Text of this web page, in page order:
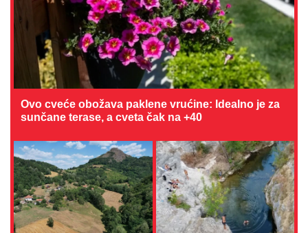
Ovo cveće obožava paklene vrućine: Idealno je za
sunčane terase, a cveta čak na +40